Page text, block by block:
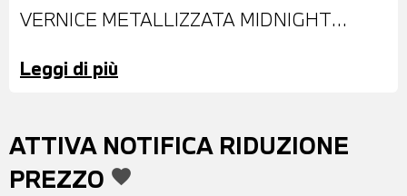
VERNICE METALLIZZATA MIDNIGHT
LED - SENSORE PIOGGIA - RETROVISORI
COMFORT ACCESS SYSTEM - INTERNI IN
STOFFA ANTRACITE - VOLANTE
Leggi di più
ATTIVA NOTIFICA RIDUZIONE
PREZZO favorite